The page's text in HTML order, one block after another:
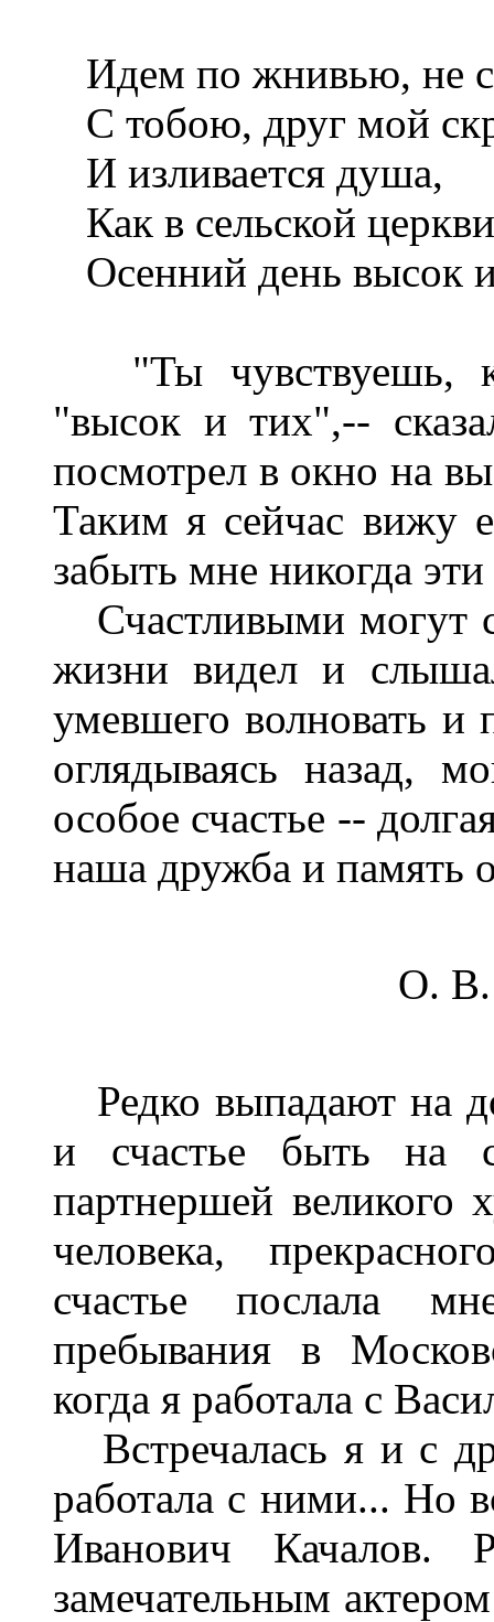
Идем по жнивью, не
С тобою, друг мой
И изливается душа,
Как в сельской
Осенний день высок
"Ты чувствуешь,
"высок и тих",--
посмотрел в окно на
Таким я сейчас вижу
забыть мне никогда
Счастливыми могут
жизни видел и
умевшего волновать
оглядываясь назад,
особое счастье --
наша дружба и память
О.
Редко выпадают на
и счастье быть на
партнершей великого
человека,
счастье послала
пребывания в
когда я работала с
Встречалась я и с
работала с ними... Но
Иванович Качалов.
замечательным